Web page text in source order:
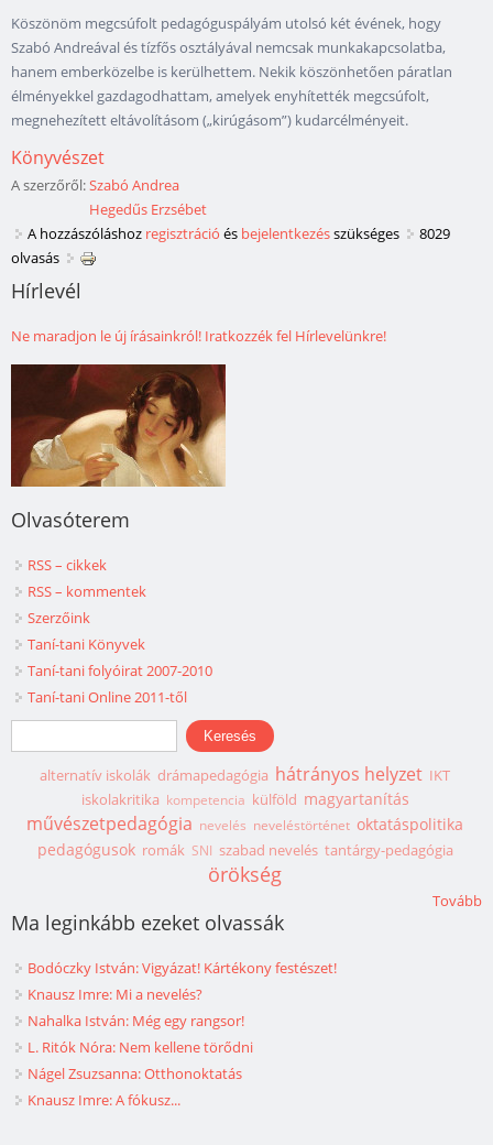
Köszönöm megcsúfolt pedagóguspályám utolsó két évének, hogy
Szabó Andreával és tízfős osztályával nemcsak munkakapcsolatba,
hanem emberközelbe is kerülhettem. Nekik köszönhetően páratlan
élményekkel gazdagodhattam, amelyek enyhítették megcsúfolt,
megnehezített eltávolításom („kirúgásom”) kudarcélményeit.
Könyvészet
A szerzőről:Szabó Andrea
Hegedűs Erzsébet
A hozzászóláshoz regisztráció és bejelentkezésszükséges
8029
olvasás
Hírlevél
Ne maradjon le új írásainkról! Iratkozzék fel Hírlevelünkre!
Olvasóterem
RSS – cikkek
RSS – kommentek
Szerzőink
Taní-tani Könyvek
Taní-tani folyóirat 2007-2010
Taní-tani Online 2011-től
Keresés űrlap
Keresés
alternatív iskolák drámapedagógia hátrányos helyzet IKT
iskolakritika kompetencia külföld magyartanítás
művészetpedagógia nevelés neveléstörténet oktatáspolitika
pedagógusok romák SNI szabad nevelés tantárgy-pedagógia
örökség
Tovább
Ma leginkább ezeket olvassák
Bodóczky István: Vigyázat! Kártékony festészet!
Knausz Imre: Mi a nevelés?
Nahalka István: Még egy rangsor!
L. Ritók Nóra: Nem kellene törődni
Nágel Zsuzsanna: Otthonoktatás
Knausz Imre: A fókusz...